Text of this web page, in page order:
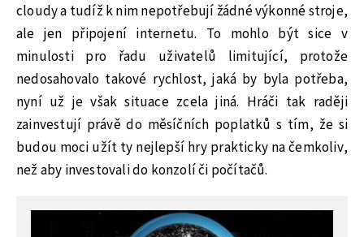
cloudy a tudíž k nim nepotřebují žádné výkonné stroje,
ale jen připojení internetu. To mohlo být sice v
minulosti pro řadu uživatelů limitující, protože
nedosahovalo takové rychlost, jaká by byla potřeba,
nyní už je však situace zcela jiná. Hráči tak raději
zainvestují právě do měsíčních poplatků s tím, že si
budou moci užít ty nejlepší hry prakticky na čemkoliv,
než aby investovali do konzolí či počítačů.